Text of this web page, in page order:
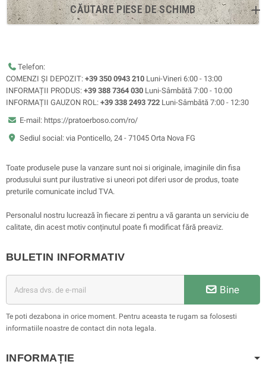
CĂUTARE PIESE DE SCHIMB
Telefon:
COMENZI ȘI DEPOZIT: +39 350 0943 210 Luni-Vineri 6:00 - 13:00
INFORMAȚII PRODUS: +39 388 7364 030 Luni-Sâmbătă 7:00 - 10:00
INFORMAȚII GAUZON ROL: +39 338 2493 722 Luni-Sâmbătă 7:00 - 12:30
E-mail: https://pratoerboso.com/ro/
Sediul social: via Ponticello, 24 - 71045 Orta Nova FG
Toate produsele puse la vanzare sunt noi si originale, imaginile din fisa
produsului sunt pur ilustrative si uneori pot diferi usor de produs, toate
preturile comunicate includ TVA.
Personalul nostru lucrează în fiecare zi pentru a vă garanta un serviciu de
calitate, din acest motiv conținutul poate fi modificat fără preaviz.
BULETIN INFORMATIV
Bine
Te poti dezabona in orice moment. Pentru aceasta te rugam sa folosesti
informatiile noastre de contact din nota legala.
INFORMAȚIE